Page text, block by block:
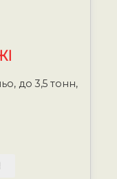
до 3,5 тонн,